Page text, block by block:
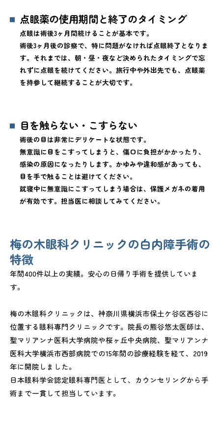
点眼薬の使用期間と終了のタイミング
点眼は術後3ヶ月間続けることが基本です。
術後3ヶ月後の診察で、特に問題がなければ点眼終了となりま
す。それまでは、朝・昼・夜など決められたタイミングで忘
れずに点眼を続けてください。旅行中や外出先でも、点眼薬
を持参して継続することが大切です。
目を触らない・こすらない
術後の目は非常にデリケートな状態です。
無意識に目をこすってしまうと、傷口に負担がかかったり、
感染の原因になったりします。かゆみや違和感があっても、
目を手で触ることは避けてください。
就寝中に無意識にこすってしまう場合は、保護メガネの着用
が有効です。担当医に相談してみてください。
梅の木眼科クリニックの白内障手術の
特徴
年間400件以上の実績。安心の日帰り手術を提供していま
す。
梅の木眼科クリニックは、神奈川県横浜市保土ケ谷区西谷に
位置する眼科専門クリニックです。院長の熊谷悠太医師は、
聖マリアンナ医科大学病院や桜ヶ丘中央病院、聖マリアンナ
医科大学横浜市西部病院での15年間の診療経験を経て、2019
年に開院しました。
日本眼科学会認定眼科専門医として、カウンセリングから手
術まで一貫して担当しています。